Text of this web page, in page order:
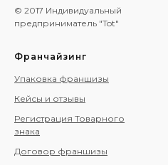
© 2017 Индивидуальный
предприниматель "Tot"
Франчайзинг
Упаковка франшизы
Кейсы и отзывы
Регистрация Товарного
знака
Договор франшизы